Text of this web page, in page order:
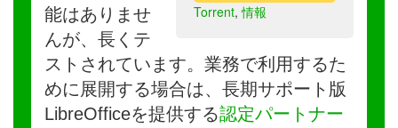
Torrent,情報
能はありませ
んが、長くテ
ストされています。業務で利用するた
めに展開する場合は、長期サポート版
LibreOfficeを提供する認定パートナー